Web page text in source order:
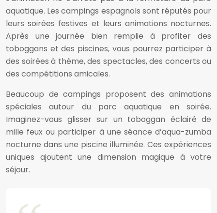
aquatique. Les campings espagnols sont réputés pour
leurs soirées festives et leurs animations nocturnes.
Après une journée bien remplie à profiter des
toboggans et des piscines, vous pourrez participer à
des soirées à thème, des spectacles, des concerts ou
des compétitions amicales.
Beaucoup de campings proposent des animations
spéciales autour du parc aquatique en soirée.
Imaginez-vous glisser sur un toboggan éclairé de
mille feux ou participer à une séance d’aqua-zumba
nocturne dans une piscine illuminée. Ces expériences
uniques ajoutent une dimension magique à votre
séjour.